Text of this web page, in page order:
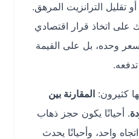
الترانزيت المرهق.
اتخاذ قرار اقتصادي
بل على القيمة
المقارنة بين
يكون حجز ذهاب
وأحيانًا يحدث